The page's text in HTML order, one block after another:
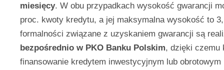
miesięcy. W obu przypadkach wysokość gwarancji
proc. kwoty kredytu, a jej maksymalna wysokość to
formalności związane z uzyskaniem gwarancji są
bezpośrednio w PKO Banku Polskim, dzięki czemu
finansowanie kredytem inwestycyjnym lub obrotowym